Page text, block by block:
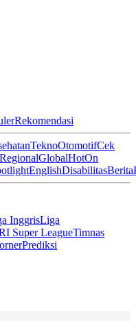
Rekomendasi
TeknoOtomotifCek
RegionalGlobalHotOn
EnglishDisabilitasBerita
InggrisLiga
Super LeagueTimnas
Prediksi